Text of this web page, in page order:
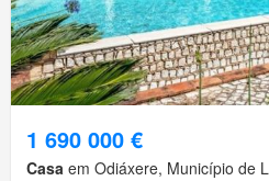
1 690 000 €
Casa em Odiáxere, Município de